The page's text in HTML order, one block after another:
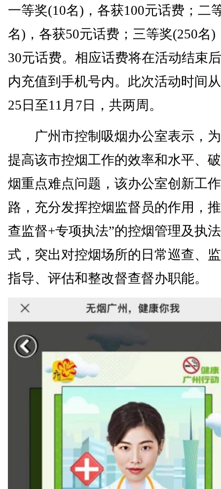
一等奖(10名)，各获100元话费；二
名)，各获50元话费；三等奖(250名)
30元话费。相应话费将在活动结束
内充值到手机号内。此次活动时间
25日至11月7日，共两周。
广州市控制吸烟办公室表示，
提高该市控烟工作的效率和水平、
烟重点难点问题，该办公室创新工
路，充分发挥控烟监督员的作用，
查监督+专项执法”的控烟管理及执
式，突出对控烟场所的日常巡查、
指导、评估和整改督查督办职能。